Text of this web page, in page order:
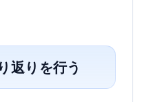
返りを行う